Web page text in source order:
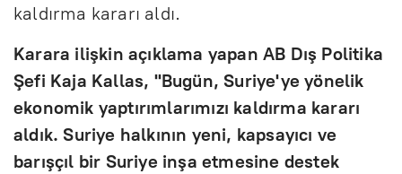
kaldırma kararı aldı.
Karara ilişkin açıklama yapan AB Dış Politika
Şefi Kaja Kallas, "Bugün, Suriye'ye yönelik
ekonomik yaptırımlarımızı kaldırma kararı
aldık. Suriye halkının yeni, kapsayıcı ve
barışçıl bir Suriye inşa etmesine destek